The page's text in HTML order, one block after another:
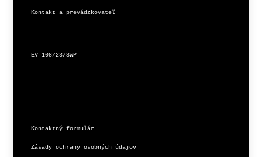
Kontakt a prevádzkovateľ
EV 108/23/SWP
Kontaktný formulár
Zásady ochrany osobných údajov